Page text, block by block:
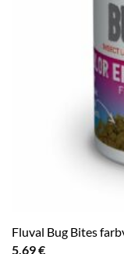
Fluval Bug Bites
5,69€